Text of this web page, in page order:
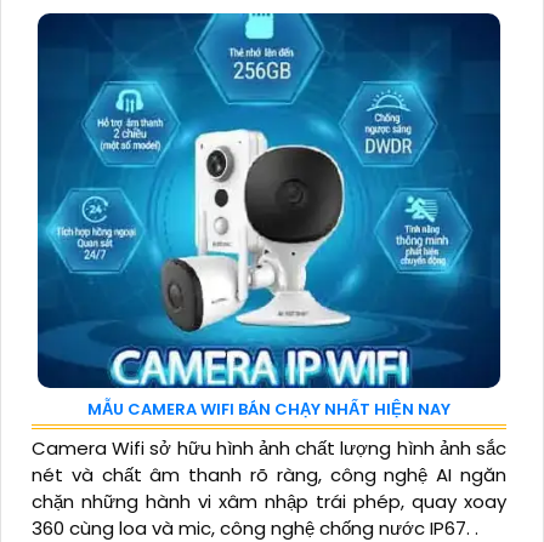
MẪU CAMERA WIFI BÁN CHẠY NHẤT HIỆN NAY
Camera Wifi sở hữu hình ảnh chất lượng hình ảnh sắc
nét và chất âm thanh rõ ràng, công nghệ AI ngăn
chặn những hành vi xâm nhập trái phép, quay xoay
360 cùng loa và mic, công nghệ chống nước IP67. .